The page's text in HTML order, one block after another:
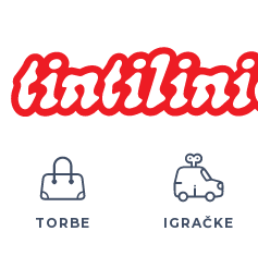
TORBE IGRAČKE